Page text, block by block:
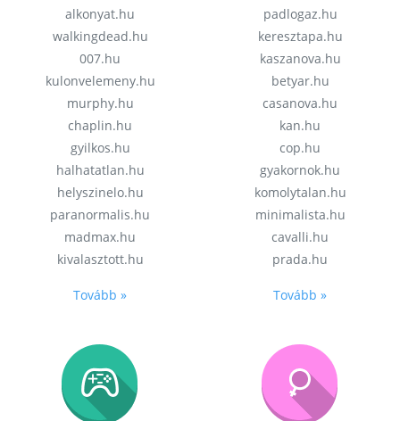
alkonyat.hu
walkingdead.hu
007.hu
kulonvelemeny.hu
murphy.hu
chaplin.hu
gyilkos.hu
halhatatlan.hu
helyszinelo.hu
paranormalis.hu
madmax.hu
kivalasztott.hu
Tovább »
padlogaz.hu
keresztapa.hu
kaszanova.hu
betyar.hu
casanova.hu
kan.hu
cop.hu
gyakornok.hu
komolytalan.hu
minimalista.hu
cavalli.hu
prada.hu
Tovább »